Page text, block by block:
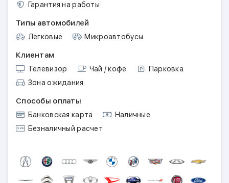
Гарантия на работы
Типы автомобилей
Легковые Микроавтобусы
Клиентам
Телевизор Чай / кофе
Парковка
Зона ожидания
Способы оплаты
Банковская карта
Наличные
Безналичный расчет